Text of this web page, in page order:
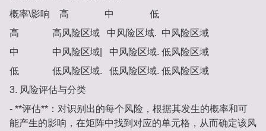
概率\影响 高 中 低
高 高风险区域 中风险区域. 中风险区域
中 中风险区域| 中风险区域. 低风险区域
低 低风险区域. 低风险区域. 低风险区域
3. 风险评估与分类
- **评估**：对识别出的每个风险，根据其发生的概率和可
能产生的影响，在矩阵中找到对应的单元格，从而确定该风